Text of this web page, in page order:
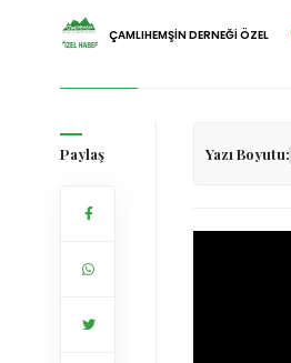
ÇAMLIHEMŞİN DERNEĞİ ÖZEL
Paylaş Yazı Boyutu: